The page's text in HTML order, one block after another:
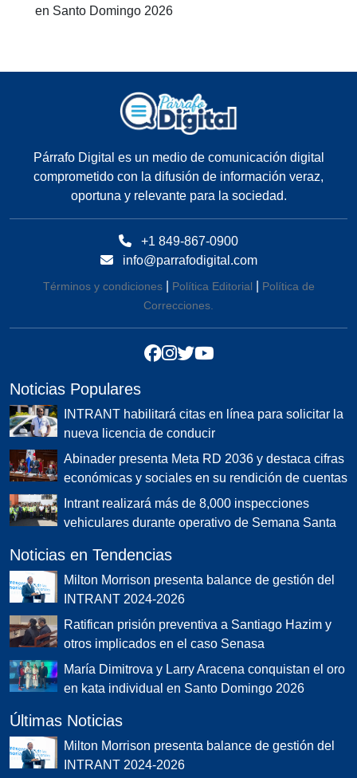
en Santo Domingo 2026
Párrafo Digital es un medio de comunicación digital
comprometido con la difusión de información veraz,
oportuna y relevante para la sociedad.
+1 849-867-0900
info@parrafodigital.com
Términos y condiciones| Política Editorial
Política de
Correcciones.
Noticias Populares
INTRANT habilitará citas en línea para solicitar la
nueva licencia de conducir
Abinader presenta Meta RD 2036 y destaca cifras
económicas y sociales en su rendición de cuentas
Intrant realizará más de 8,000 inspecciones
vehiculares durante operativo de Semana Santa
Noticias en Tendencias
Milton Morrison presenta balance de gestión del
INTRANT 2024-2026
Ratifican prisión preventiva a Santiago Hazim y
otros implicados en el caso Senasa
María Dimitrova y Larry Aracena conquistan el oro
en kata individual en Santo Domingo 2026
Últimas Noticias
Milton Morrison presenta balance de gestión del
INTRANT 2024-2026